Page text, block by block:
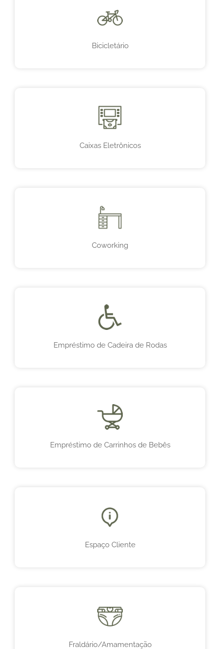
Bicicletário
Caixas Eletrônicos
Coworking
Empréstimo de Cadeira de Rodas
Empréstimo de Carrinhos de Bebês
Espaço Cliente
Fraldário/Amamentação